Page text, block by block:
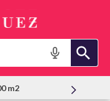
Atendimento Pessoal